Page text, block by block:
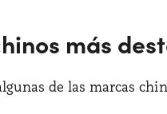
más
de las marcas